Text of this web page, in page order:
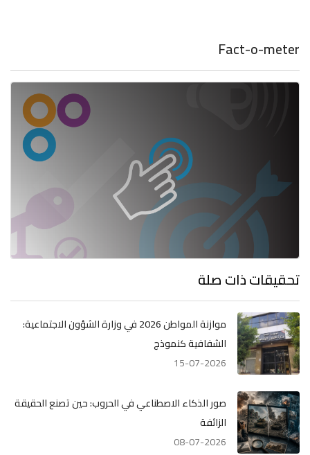
Fact-o-meter
تحقيقات ذات صلة
موازنة المواطن 2026 في وزارة الشؤون الاجتماعية:
الشفافية كنموذج
15-07-2026
صور الذكاء الاصطناعي في الحروب: حين تصنع الحقيقة
الزائفة
08-07-2026